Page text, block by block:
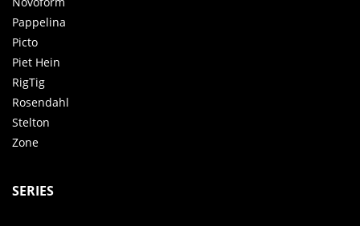
Pappelina
Picto
Piet Hein
RigTig
Rosendahl
Stelton
Zone
SERIES